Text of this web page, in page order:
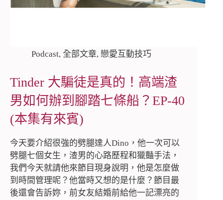
Podcast, 全部文章, 戀愛互動技巧
Tinder 大騙徒是真的！高端渣
男如何辦到腳踏七條船？EP-40
(本集有來賓)
今天要介紹很強的劈腿達人Dino，他一次可以
劈腿七個女生，渣男的心路歷程和獵豔手法，
我們今天就請他來節目現身說明，他是怎麼做
到時間管理呢？他當時又想的是什麼？節目最
後還會告訴妳，前女友結婚前給他一記漂亮的